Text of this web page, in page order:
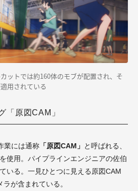
ットでは約160体のモブが配置され、そ
用されている
「原図CAM」
業には通称 「原図CAM」 と呼ばれる、
使用。パイプラインエンジニアの佐伯
いる。一見ひとつに見える原図CAM
が含まれている。